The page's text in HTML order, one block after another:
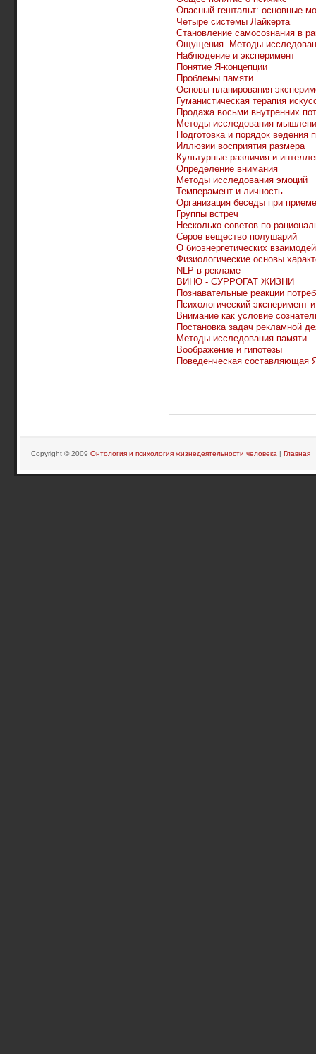
Опасный гештальт: основные
Четыре системы Лайкерта
Становление самосознания в
Ощущения. Методы
Наблюдение и эксперимент
Понятие Я-концепции
Проблемы памяти
Основы планирования
Гуманистическая терапия
Продажа восьми внутренних
Методы исследования
Подготовка и порядок ведения
Иллюзии восприятия размера
Культурные различия и
Определение внимания
Методы исследования эмоций
Темперамент и личность
Организация беседы при
Группы встреч
Несколько советов по
Серое вещество полушарий
О биоэнергетических
Физиологические основы
NLP в рекламе
ВИНО - СУРРОГАТ ЖИЗНИ
Познавательные реакции
Психологический эксперимент
Внимание как условие
Постановка задач рекламной
Методы исследования памяти
Воображение и гипотезы
Поведенческая составляющая
Copyright © 2009 Онтология и психология жизнедеятельности человека | Главная